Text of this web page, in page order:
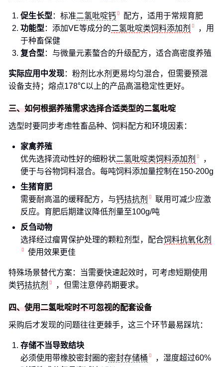
促生长型 ：标准二氢吡啶钙
配方，适用于常规育肥
功能型 ：添加VE等成分的二氢吡啶类饲料添加剂
，用
于种畜保健
复合型 ：与微量元素螯合的升级配方，适合高密度养殖
实际应用中发现：粉剂比水剂更易均匀混合，但需要预混
设备支持；熔点178℃以上的产品高温稳定性更好。
三、如何根据养殖需求选择合适类型的二氢吡啶
选型时要同步考虑牲畜品种、饲料配方和环境因素：
家禽养殖
优先选择流动性好的细粉状二氢吡啶类饲料添加剂
，
便于与谷物饲料混合。每吨饲料添加量控制在150-200g
生猪育肥
需要耐高温的缓释配方，与钙拮抗剂
联用可减少应激
反应。育肥后期建议降低剂量至100g/吨
反刍动物
选择经过瘤胃保护处理的颗粒剂型，配合饲料抗氧化剂
使用效果更佳
特殊场景替代方案：当需要快速起效时，可考虑短期使用
类钙拮抗剂 ，但需注意停药期要求。
四、使用二氢吡啶时不可忽视的配套设备
采购后才发现的问题往往更棘手，这三个环节最易踩坑：
存储不当导致结块
必须使用带橡胶密封圈的密封存储桶
，湿度超过60%